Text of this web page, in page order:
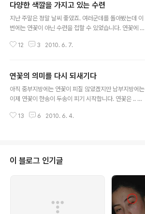
다양한 색깔을 가지고 있는 수련
지난 주말은 정말 날씨 좋았죠. 여러군데를 돌아봤는데 이
번에는 연꽃이 아닌 수련을 접할 수 있었습니다. 연꽃에 비
다. 수련은 속씨식물의 과이다. 이 과에 포함되는 식물들은
ymphaea)은 북반구를 가로질러 약 35종을 포함하고 있
다. 빅토리아속은 2종을 포함하고 있으며, 남아메리카에서
발견된다. 수련속과 개연속의 수련의 잎은 방사형 톱니 무
한성과 열대성의 2개의 큰 범주로 나눈다. 내한성 수련은
12 3 2010. 6. 7.
연꽃의 의미를 다시 되새기다
아직 중부지방에는 연꽃이 피질 않았겠지만 남부지방에는
이제 연꽃이 한송이 두송이 피기 시작합니다. 연꽃은 .. 연
種子不失 (종자불실) 아무리 오랜 시간이 지나도썩지않고
로 여겨지는 꽃입니다. 연꽃은 생명의 꽃이며 지혜의 꽃이
며 자비의 꽃임을 불교에서는 말하고 있습니다.
13 6 2010. 6. 4.
이 블로그 인기글